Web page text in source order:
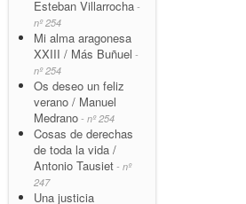
Esteban Villarrocha -
nº 254
Mi alma aragonesa
XXIII / Más Buñuel -
nº 254
Os deseo un feliz
verano / Manuel
Medrano - nº 254
Cosas de derechas
de toda la vida /
Antonio Tausiet - nº
247
Una justicia